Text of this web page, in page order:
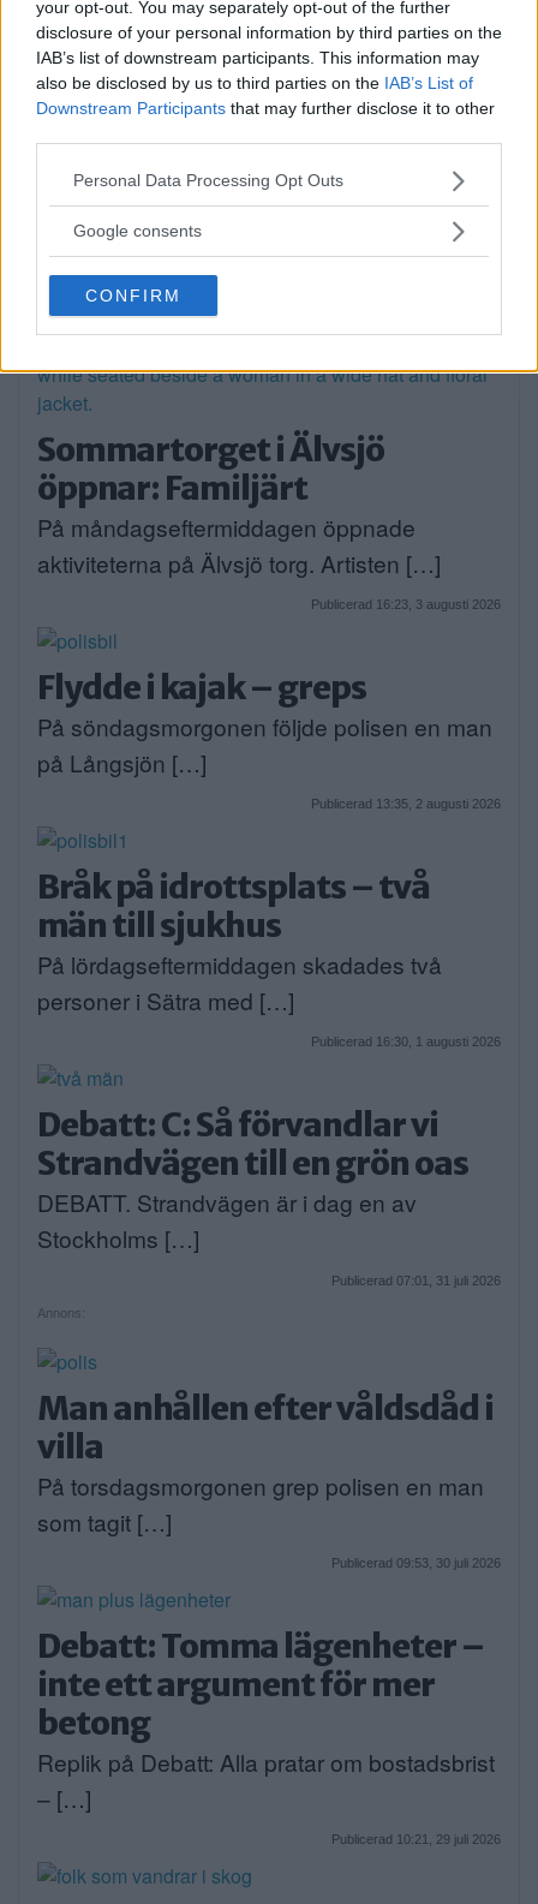
your opt-out. You may separately opt-out of the further
disclosure of your personal information by third parties on the
IAB’s list of downstream participants. This information may
also be disclosed by us to third parties on the IAB’s List of
Downstream Participants that may further disclose it to other
Please note that this website/app uses one or more Google
not limited to your visit or usage behaviour. You may click to
use your data for below specified purposes in below Google
consent section.
Personal Data Processing Opt Outs
Google consents
CONFIRM
Annons:
Sommartorget i Älvsjö
öppnar: Familjärt
På måndagseftermiddagen öppnade
aktiviteterna på Älvsjö torg. Artisten […]
Publicerad 16:23, 3 augusti 2026
Flydde i kajak – greps
På söndagsmorgonen följde polisen en man
på Långsjön […]
Publicerad 13:35, 2 augusti 2026
Bråk på idrottsplats – två
män till sjukhus
På lördagseftermiddagen skadades två
personer i Sätra med […]
Publicerad 16:30, 1 augusti 2026
Debatt: C: Så förvandlar vi
Strandvägen till en grön oas
DEBATT. Strandvägen är i dag en av
Stockholms […]
Publicerad 07:01, 31 juli 2026
Annons:
Man anhållen efter våldsdåd i
villa
På torsdagsmorgonen grep polisen en man
som tagit […]
Publicerad 09:53, 30 juli 2026
Debatt: Tomma lägenheter –
inte ett argument för mer
betong
Replik på Debatt: Alla pratar om bostadsbrist
– […]
Publicerad 10:21, 29 juli 2026